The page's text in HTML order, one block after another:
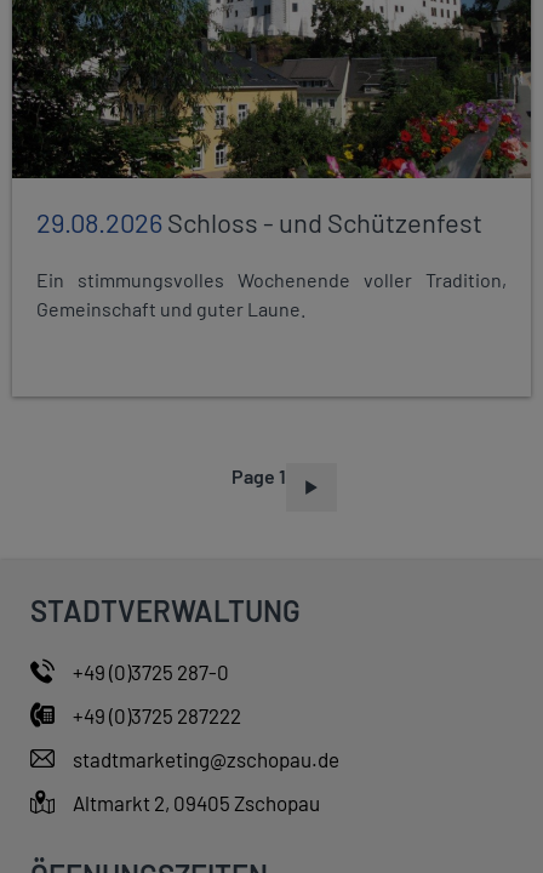
29.08.2026Schloss - und Schützenfest
Ein stimmungsvolles Wochenende voller Tradition,
Gemeinschaft und guter Laune.
Page 1
STADTVERWALTUNG
+49 (0)3725 287-0
+49 (0)3725 287222
stadtmarketing@zschopau.de
Altmarkt 2, 09405 Zschopau